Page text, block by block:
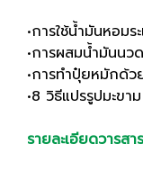
•การใช้น้ำมันหอม
•การผสมน้ำมันนว
•การทำปุ๋ยหมักด้ว
•8 วิธีแปรรูปมะขาม
รายละเอียดวารสา